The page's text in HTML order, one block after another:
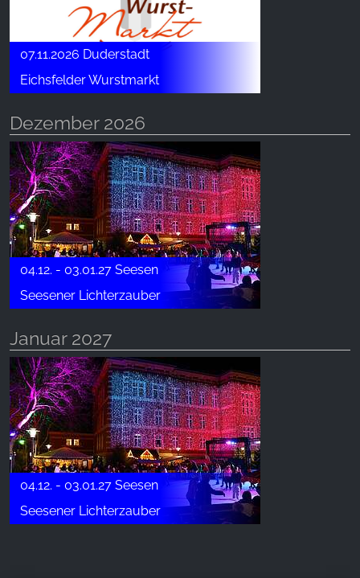
07.11.2026 Duderstadt
Eichsfelder Wurstmarkt
Dezember 2026
04.12. - 03.01.27 Seesen
Seesener Lichterzauber
Januar 2027
04.12. - 03.01.27 Seesen
Seesener Lichterzauber